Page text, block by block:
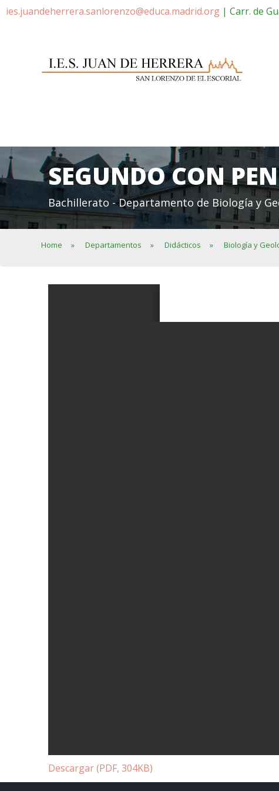
ies.juandeherrera.sanlorenzo@educa.madrid.org | Carr. de
SEGUNDO CON
Bachillerato - Departamento de Biología y
Home » Departamentos » Didácticos » Biología y
Descargar (PDF, 304KB)